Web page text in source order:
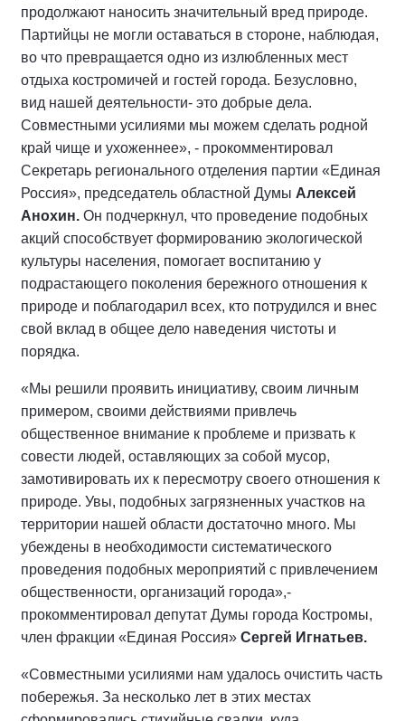
продолжают наносить значительный вред природе.
Партийцы не могли оставаться в стороне, наблюдая,
во что превращается одно из излюбленных мест
отдыха костромичей и гостей города. Безусловно,
вид нашей деятельности- это добрые дела.
Совместными усилиями мы можем сделать родной
край чище и ухоженнее», - прокомментировал
Секретарь регионального отделения партии «Единая
Россия», председатель областной Думы Алексей
Анохин. Он подчеркнул, что проведение подобных
акций способствует формированию экологической
культуры населения, помогает воспитанию у
подрастающего поколения бережного отношения к
природе и поблагодарил всех, кто потрудился и внес
свой вклад в общее дело наведения чистоты и
порядка.
«Мы решили проявить инициативу, своим личным
примером, своими действиями привлечь
общественное внимание к проблеме и призвать к
совести людей, оставляющих за собой мусор,
замотивировать их к пересмотру своего отношения к
природе. Увы, подобных загрязненных участков на
территории нашей области достаточно много. Мы
убеждены в необходимости систематического
проведения подобных мероприятий с привлечением
общественности, организаций города»,-
прокомментировал депутат Думы города Костромы,
член фракции «Единая Россия» Сергей Игнатьев.
«Совместными усилиями нам удалось очистить часть
побережья. За несколько лет в этих местах